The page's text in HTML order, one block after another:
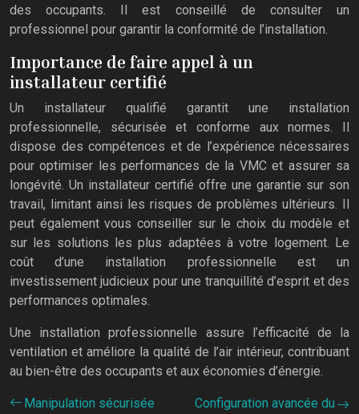
des occupants. Il est conseillé de consulter un
professionnel pour garantir la conformité de l’installation.
Importance de faire appel à un
installateur certifié
Un installateur qualifié garantit une installation
professionnelle, sécurisée et conforme aux normes. Il
dispose des compétences et de l’expérience nécessaires
pour optimiser les performances de la VMC et assurer sa
longévité. Un installateur certifié offre une garantie sur son
travail, limitant ainsi les risques de problèmes ultérieurs. Il
peut également vous conseiller sur le choix du modèle et
sur les solutions les plus adaptées à votre logement. Le
coût d’une installation professionnelle est un
investissement judicieux pour une tranquillité d’esprit et des
performances optimales.
Une installation professionnelle assure l’efficacité de la
ventilation et améliore la qualité de l’air intérieur, contribuant
au bien-être des occupants et aux économies d’énergie.
Manipulation sécurisée
Configuration avancée du